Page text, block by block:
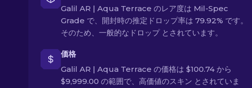
Galil AR | Aqua Terrace のレア度は Mil-Spec
Grade で、開封時の推定ドロップ率は 79.92% です。
そのため、一般的なドロップ とされています。
価格
Galil AR | Aqua Terrace の価格は $100.74 から
$9,999.00 の範囲で、高価値のスキン とされていま